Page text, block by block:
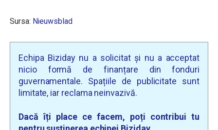
Sursa: Nieuwsblad
Echipa Biziday nu a solicitat și nu a acceptat
nicio formă de finanțare din fonduri
guvernamentale. Spațiile de publicitate sunt
limitate, iar reclama neinvazivă.
Dacă îți place ce facem, poți contribui tu